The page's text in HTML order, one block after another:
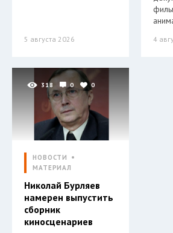
5 августа 2026 4
318 0 0
НОВОСТИ
МАТЕРИАЛ
Николай Бурляев
намерен выпустить
сборник
киносценариев